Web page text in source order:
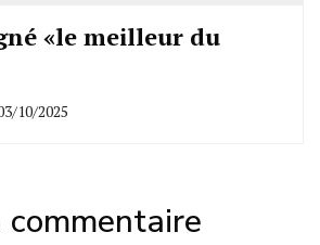
«le meilleur du
10/2025
commentaire